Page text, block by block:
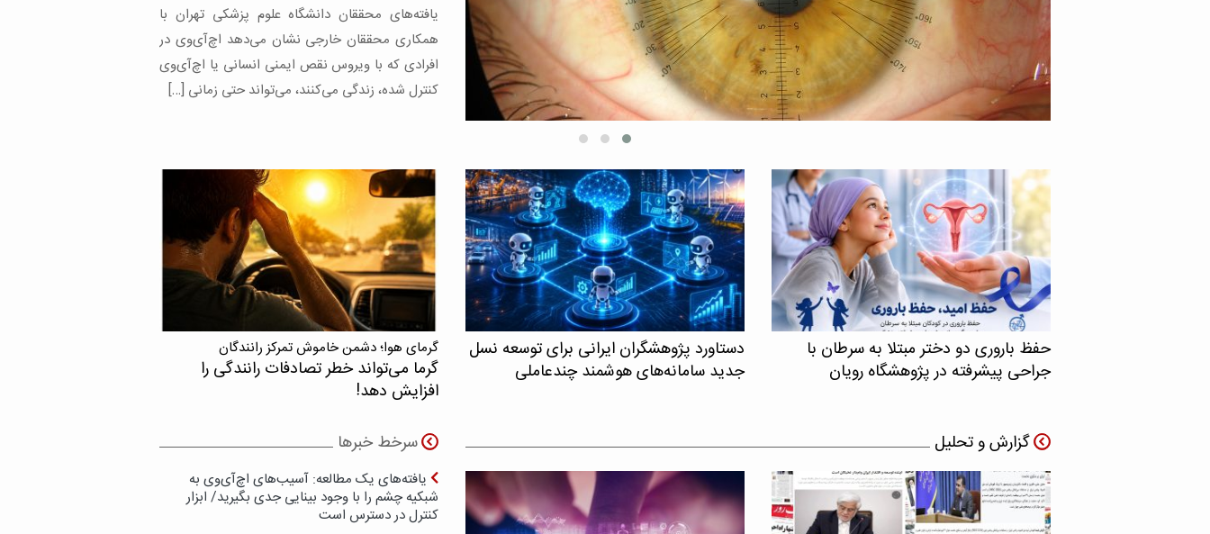
قلبی‌عروقی که امروزه به یکی از مهم‌ترین علل بیماری
و مرگ در این گروه تبدیل […]
حفظ باروری دو دختر مبتلا به سرطان با
جراحی پیشرفته در پژوهشگاه رویان
دستاورد پژوهشگران ایرانی برای توسعه نسل
جدید سامانه‌های هوشمند چندعاملی
گرمای هوا؛ دشمن خاموش تمرکز رانندگان
گرما می‌تواند خطر تصادفات رانندگی را
افزایش دهد!
گزارش و تحلیل
سرخط خبرها
یافته‌های یک مطالعه: آسیب‌های اچ‌آی‌وی به
شبکیه چشم را با وجود بینایی جدی بگیرید/ ابزار
کنترل در دسترس است